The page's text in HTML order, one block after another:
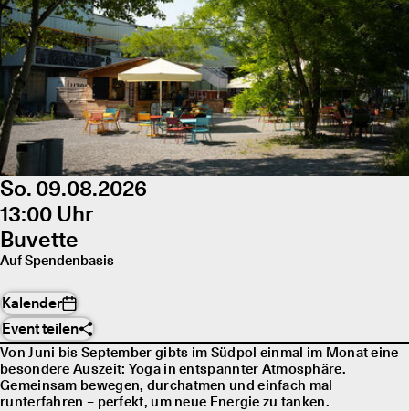
So. 09.08.2026
13:00 Uhr
Buvette
Auf Spendenbasis
Kalender
Event teilen
Von Juni bis September gibts im Südpol einmal im Monat eine
besondere Auszeit: Yoga in entspannter Atmosphäre.
Gemeinsam bewegen, durchatmen und einfach mal
runterfahren – perfekt, um neue Energie zu tanken.